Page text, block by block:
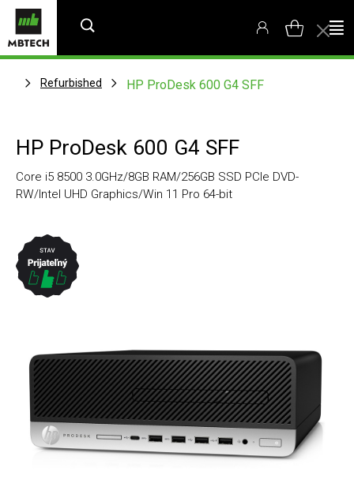
Refurbished HP ProDesk 600 G4 SFF
HP ProDesk 600 G4 SFF
Core i5 8500 3.0GHz/8GB RAM/256GB SSD PCIe DVD-
RW/Intel UHD Graphics/Win 11 Pro 64-bit